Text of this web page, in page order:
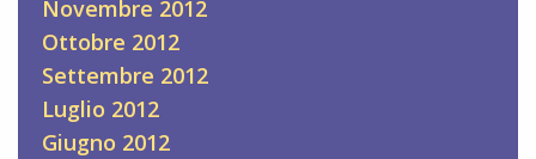
Novembre 2012
Ottobre 2012
Settembre 2012
Luglio 2012
Giugno 2012